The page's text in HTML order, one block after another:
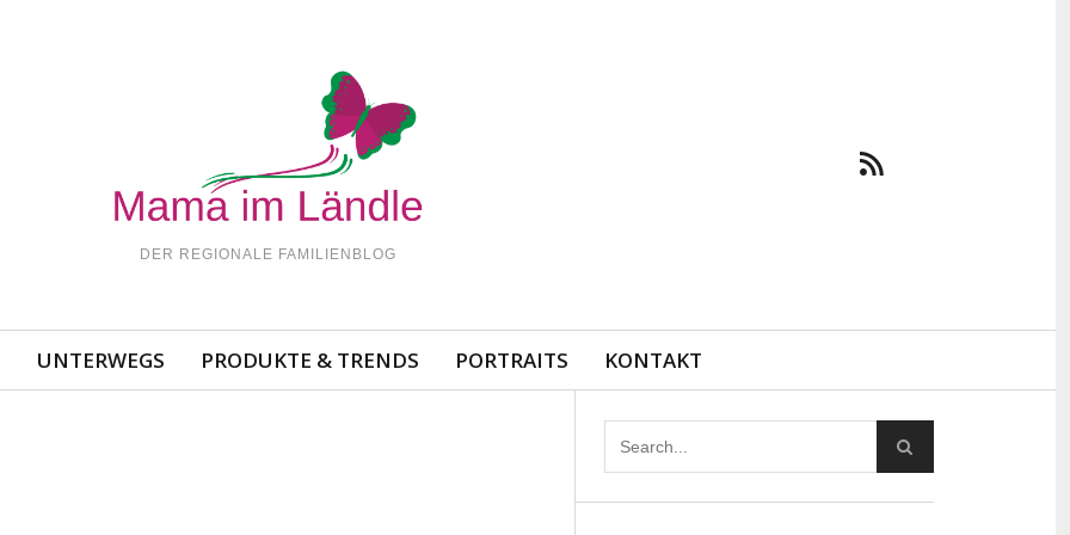
DER REGIONALE FAMILIENBLOG
UNTERWEGS PRODUKTE & TRENDS PORTRAITS KONTAKT